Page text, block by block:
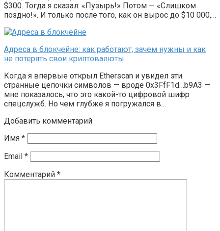
$300. Тогда я сказал: «Пузырь!» Потом — «Слишком
поздно!». И только после того, как он вырос до $10 000,…
Адреса в блокчейне: как работают, зачем нужны и как
не потерять свои криптовалюты
Когда я впервые открыл Etherscan и увидел эти
странные цепочки символов — вроде 0x3FfF1d…b9A3 —
мне показалось, что это какой-то цифровой шифр
спецслужб. Но чем глубже я погружался в…
Добавить комментарий
Имя *
Email *
Комментарий *